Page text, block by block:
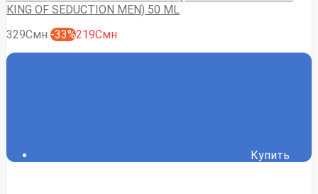
KING OF SEDUCTION MEN) 50 ML
329Смн -33%219Смн
Купить